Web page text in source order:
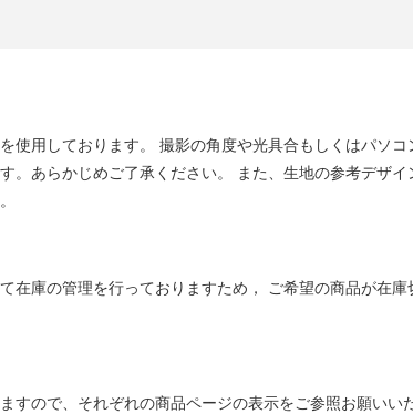
使用しております。 撮影の角度や光具合もしくはパソ
。あらかじめご了承ください。 また、生地の参考デザ
在庫の管理を行っておりますため， ご希望の商品が在
ので、それぞれの商品ページの表示をご参照お願いい